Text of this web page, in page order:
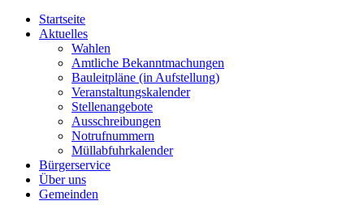
Startseite
Aktuelles
Wahlen
Amtliche Bekanntmachungen
Bauleitpläne (in Aufstellung)
Veranstaltungskalender
Stellenangebote
Ausschreibungen
Notrufnummern
Müllabfuhrkalender
Bürgerservice
Über uns
Gemeinden